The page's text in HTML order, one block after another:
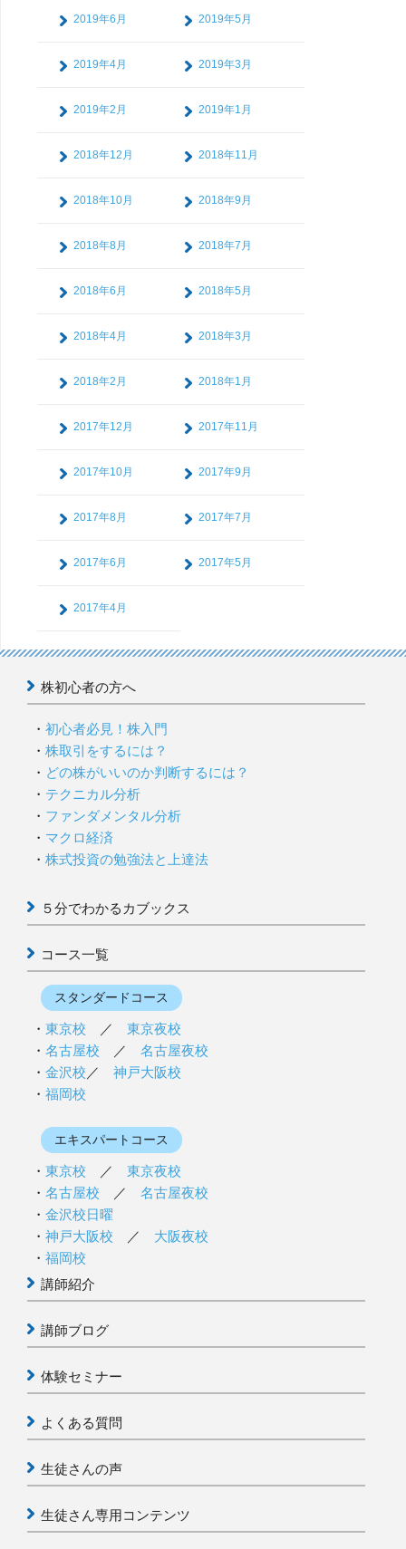
2019年6月 2019年5月
2019年4月 2019年3月
2019年2月 2019年1月
2018年12月 2018年11月
2018年10月 2018年9月
2018年8月 2018年7月
2018年6月 2018年5月
2018年4月 2018年3月
2018年2月 2018年1月
2017年12月 2017年11月
2017年10月 2017年9月
2017年8月 2017年7月
2017年6月 2017年5月
2017年4月
株初心者の方へ
初心者必見！株入門
株取引をするには？
どの株がいいのか判断するには？
テクニカル分析
ファンダメンタル分析
マクロ経済
株式投資の勉強法と上達法
５分でわかるカブックス
コース一覧
スタンダードコース
東京校 ／ 東京夜校
名古屋校 ／ 名古屋夜校
金沢校 ／ 神戸大阪校
福岡校
エキスパートコース
東京校 ／ 東京夜校
名古屋校 ／ 名古屋夜校
金沢校日曜
神戸大阪校 ／ 大阪夜校
福岡校
講師紹介
講師ブログ
体験セミナー
よくある質問
生徒さんの声
生徒さん専用コンテンツ